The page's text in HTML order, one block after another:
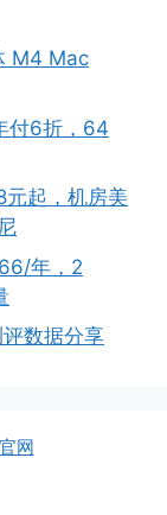
M4 Mac
付6折，64
元起，机房美
年，2
数据分享
网